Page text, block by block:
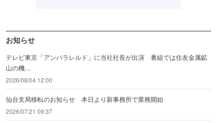
お知らせ
テレビ東京「アンパラレルド」に当社社長が出演 番組では住友金属鉱
山の機...
2026/08/04 12:00
仙台支局移転のお知らせ 本日より新事務所で業務開始
2026/07/21 09:37